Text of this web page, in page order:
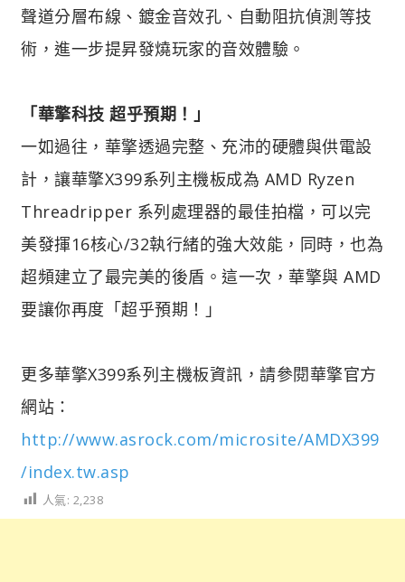
聲道分層布線、鍍金音效孔、自動阻抗偵測等技
術，進一步提昇發燒玩家的音效體驗。
「華擎科技 超乎預期！」
一如過往，華擎透過完整、充沛的硬體與供電設
計，讓華擎X399系列主機板成為 AMD Ryzen
Threadripper 系列處理器的最佳拍檔，可以完
美發揮16核心/32執行緒的強大效能，同時，也為
超頻建立了最完美的後盾。這一次，華擎與 AMD
要讓你再度「超乎預期！」
更多華擎X399系列主機板資訊，請參閱華擎官方
網站：
http://www.asrock.com/microsite/AMDX399
/index.tw.asp
人氣: 2,238